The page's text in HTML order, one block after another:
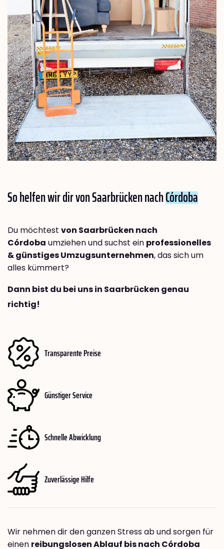
So helfen wir dir von Saarbrücken nachCórdoba
Du möchtest von Saarbrücken nach
Córdoba umziehen und suchst ein professionelles
& günstiges Umzugsunternehmen, das sich um
alles kümmert?
Dann bist du bei uns in Saarbrücken genau
richtig!
Transparente Preise
Günstiger Service
Schnelle Abwicklung
Zuverlässige Hilfe
Wir nehmen dir den ganzen Stress ab und sorgen für
einen reibungslosen Ablauf bis nach Córdoba